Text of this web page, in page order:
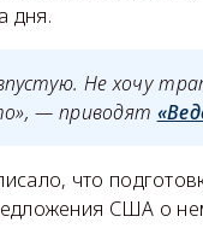
дня.
Не хочу
— приводят
что
США о